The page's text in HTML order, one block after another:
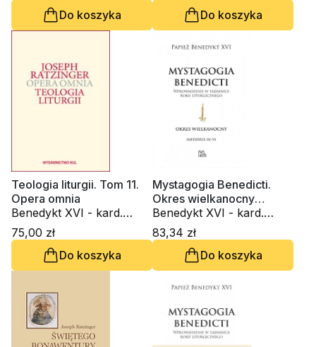
Do koszyka
Do koszyka
Teologia liturgii. Tom 11.
Opera omnia
Benedykt XVI - kard.
Joseph Ratzinger
75,00 zł
Do koszyka
Mystagogia Benedicti.
Okres wielkanocny
(Niedziele III–VI)
Benedykt XVI - kard.
Joseph Ratzinger
83,34 zł
Do koszyka